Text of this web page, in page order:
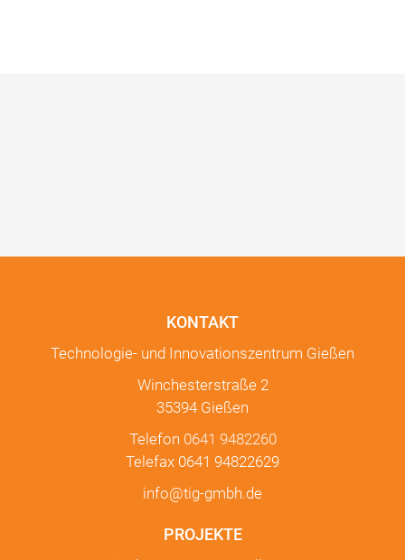
KONTAKT
Technologie- und Innovationszentrum Gießen
Winchesterstraße 2
35394 Gießen
Telefon 0641 9482260
Telefax 0641 94822629
info@tig-gmbh.de
PROJEKTE